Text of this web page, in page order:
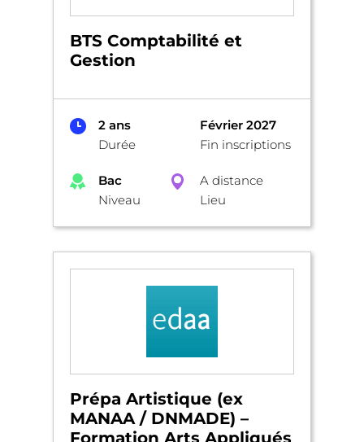
BTS Comptabilité et
Gestion
2 ans
Durée
Février 2027
Fin inscriptions
Bac
Niveau
A distance
Lieu
Prépa Artistique (ex
MANAA / DNMADE) –
Formation Arts Appliqués